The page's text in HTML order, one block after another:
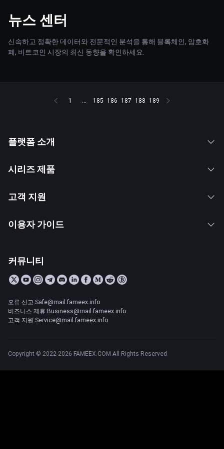
뉴스 센터
신속하고 정확한 데이터와 전문적인 분석을 통해 블록체인, 암호화
폐, 비트코인 시장의 최신 동향을 확인하세요.
1 ... 185 186 187 188 189
플랫폼 소개
시리즈 제품
고객 지원
이용자 가이드
커뮤니티
오류 신고:Safe@mail.fameex.info
비즈니스 제휴:Business@mail.fameex.info
고객 지원:Service@mail.fameex.info
Copyright © 2022-2026 FAMEEX.COM All Rights Reserved